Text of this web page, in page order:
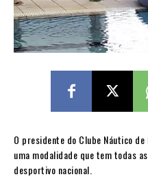
O presidente do Clube Náutico
uma modalidade que tem todas
desportivo nacional.